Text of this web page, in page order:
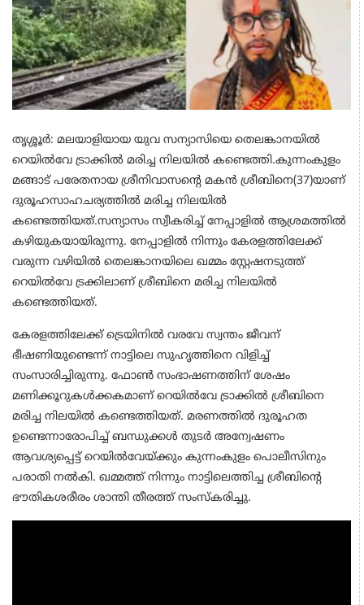
തൃശ്ശൂര്‍: മലയാളിയായ യുവ സന്യാസിയെ തെലങ്കാനയില്‍
റെയില്‍വേ ട്രാക്കില്‍ മരിച്ച നിലയില്‍ കണ്ടെത്തി.കുന്നംകുളം
മങ്ങാട് പരേതനായ ശ്രീനിവാസന്റെ മകന്‍ ശ്രീബിനെ(37)യാണ്
ദുരൂഹസാഹചര്യത്തില്‍ മരിച്ച നിലയില്‍
കണ്ടെത്തിയത്.സന്യാസം സ്വീകരിച്ച് നേപ്പാളില്‍ ആശ്രമത്തില്‍
കഴിയുകയായിരുന്നു. നേപ്പാളില്‍ നിന്നും കേരളത്തിലേക്ക്
വരുന്ന വഴിയില്‍ തെലങ്കാനയിലെ ഖമ്മം സ്റ്റേഷനടുത്ത്
റെയില്‍വേ ട്രക്കിലാണ് ശ്രീബിനെ മരിച്ച നിലയില്‍
കണ്ടെത്തിയത്.
കേരളത്തിലേക്ക് ട്രെയിനില്‍ വരവേ സ്വന്തം ജീവന്
ഭീഷണിയുണ്ടെന്ന് നാട്ടിലെ സുഹൃത്തിനെ വിളിച്ച്
സംസാരിച്ചിരുന്നു. ഫോണ്‍ സംഭാഷണത്തിന് ശേഷം
മണിക്കൂറുകള്‍ക്കകമാണ് റെയില്‍വേ ട്രാക്കില്‍ ശ്രീബിനെ
മരിച്ച നിലയില്‍ കണ്ടെത്തിയത്. മരണത്തില്‍ ദുരൂഹത
ഉണ്ടെന്നാരോപിച്ച് ബന്ധുക്കള്‍ തുടര്‍ അന്വേഷണം
ആവശ്യപ്പെട്ട് റെയില്‍വേയ്ക്കും കുന്നംകുളം പൊലീസിനും
പരാതി നല്‍കി. ഖമ്മത്ത് നിന്നും നാട്ടിലെത്തിച്ച ശ്രീബിന്റെ
ഭൗതികശരീരം ശാന്തി തീരത്ത് സംസ്‌കരിച്ചു.